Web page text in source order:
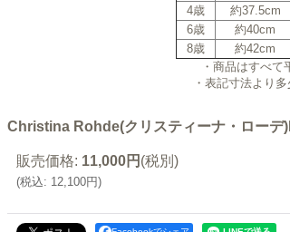
4歳
約37.5cm
6歳
約40cm
8歳
約42cm
・ 商品はすべて
・表記寸法より
Christina Rohde(クリスティーナ・ロー
販売価格: 11,000円 (税別)
(税込: 12,100円)